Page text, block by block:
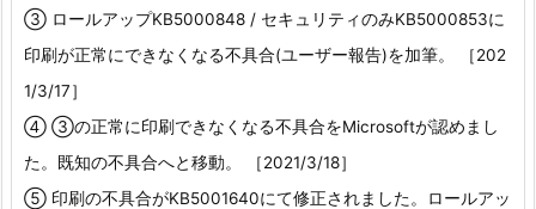
③ ロールアップKB5000848 / セキュリティのみKB5000853に
印刷が正常にできなくなる不具合(ユーザー報告)を加筆。 ［202
1/3/17］
④ ③の正常に印刷できなくなる不具合をMicrosoftが認めまし
た。既知の不具合へと移動。 ［2021/3/18］
⑤ 印刷の不具合がKB5001640にて修正されました。ロールアッ